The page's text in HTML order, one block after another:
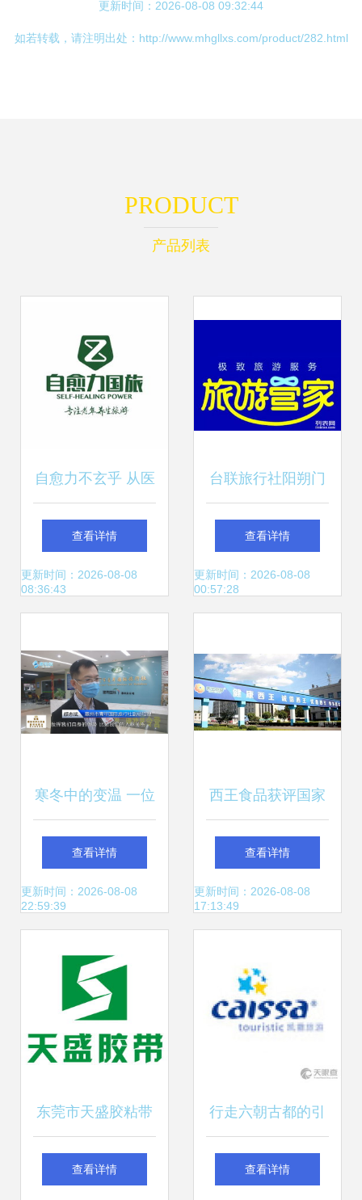
更新时间：2026-08-08 09:32:44
如若转载，请注明出处：http://www.mhgllxs.com/product/282.html
PRODUCT
产品列表
自愈力不玄乎 从医
疗免疫到“旅行社现
象”的解读
查看详情
更新时间：2026-08-08
08:36:43
台联旅行社阳朔门
市部 打造贴心、专
业的旅行社品牌
查看详情
更新时间：2026-08-08
00:57:28
寒冬中的变温 一位
导游从带团到带货
的转型纪实
查看详情
更新时间：2026-08-08
22:59:39
西王食品获评国家
绿色工厂，加速推
进全域旅游新布局
查看详情
更新时间：2026-08-08
17:13:49
东莞市天盛胶粘带
制品厂 粘合品质与
查看详情
行走六朝古都的引
路人 北京凯撒国际
查看详情